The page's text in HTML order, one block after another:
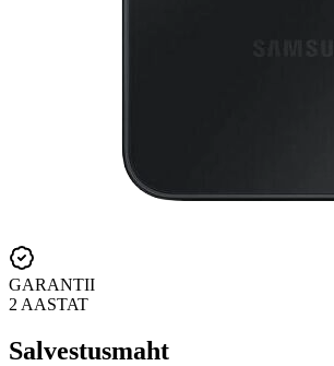
GARANTII
2 AASTAT
Salvestusmaht